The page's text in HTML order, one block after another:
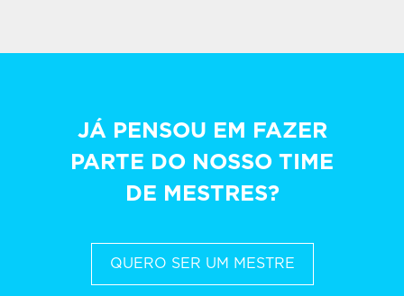
JÁ PENSOU EM FAZER
PARTE DO NOSSO TIME
DE MESTRES?
QUERO SER UM MESTRE